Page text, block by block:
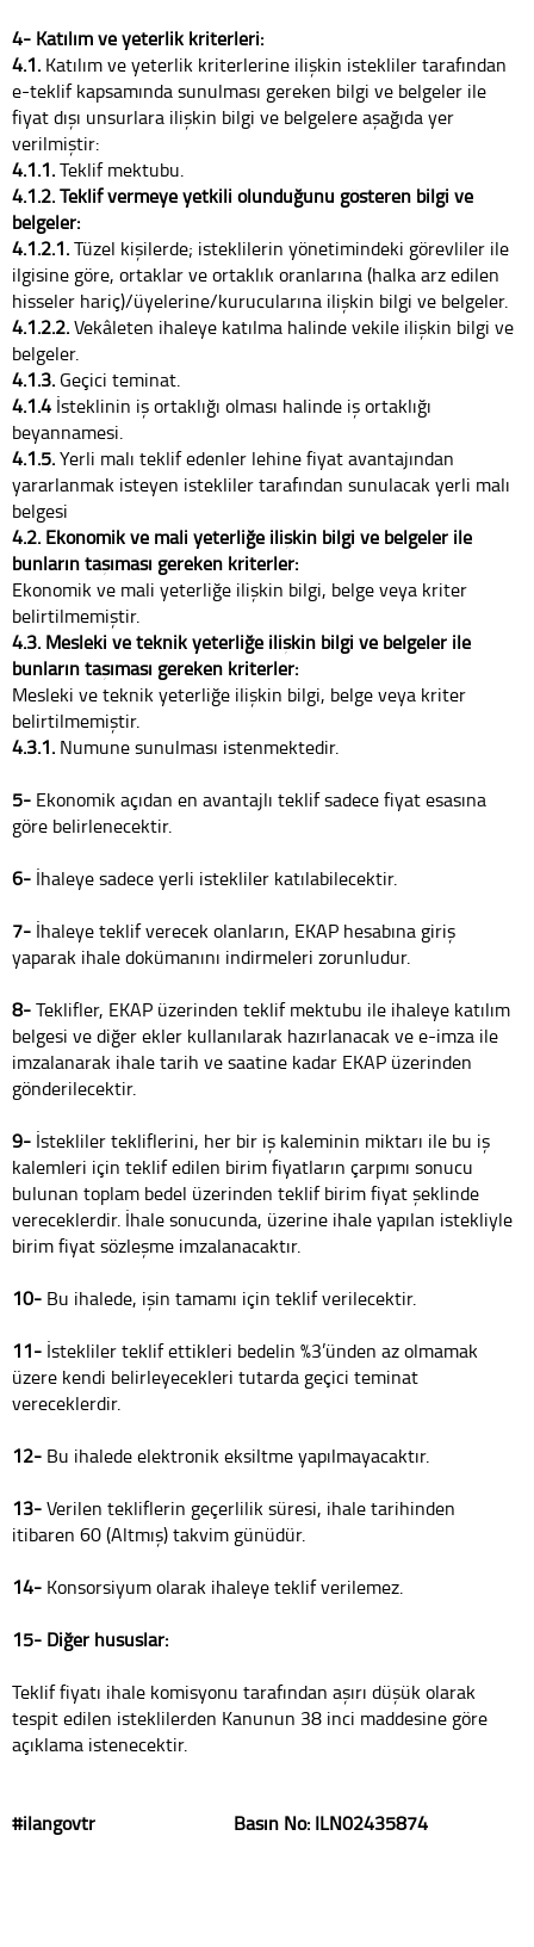
4- Katılım ve yeterlik kriterleri:
4.1. Katılım ve yeterlik kriterlerine ilişkin istekliler tarafından
e-teklif kapsamında sunulması gereken bilgi ve belgeler ile
fiyat dışı unsurlara ilişkin bilgi ve belgelere aşağıda yer
verilmiştir:
4.1.1.Teklif mektubu.
4.1.2. Teklif vermeye yetkili olunduğunu gösteren bilgi ve
belgeler:
4.1.2.1.Tüzel kişilerde; isteklilerin yönetimindeki görevliler ile
ilgisine göre, ortaklar ve ortaklık oranlarına (halka arz edilen
hisseler hariç)/üyelerine/kurucularına ilişkin bilgi ve belgeler.
4.1.2.2.Vekâleten ihaleye katılma halinde vekile ilişkin bilgi ve
belgeler.
4.1.3. Geçici teminat.
4.1.4 İsteklinin iş ortaklığı olması halinde iş ortaklığı
beyannamesi.
4.1.5.Yerli malı teklif edenler lehine fiyat avantajından
yararlanmak isteyen istekliler tarafından sunulacak yerli malı
belgesi
4.2. Ekonomik ve mali yeterliğe ilişkin bilgi ve belgeler ile
bunların taşıması gereken kriterler:
Ekonomik ve mali yeterliğe ilişkin bilgi, belge veya kriter
belirtilmemiştir.
4.3. Mesleki ve teknik yeterliğe ilişkin bilgi ve belgeler ile
bunların taşıması gereken kriterler:
Mesleki ve teknik yeterliğe ilişkin bilgi, belge veya kriter
belirtilmemiştir.
4.3.1. Numune sunulması istenmektedir.
5- Ekonomik açıdan en avantajlı teklif sadece fiyat esasına
göre belirlenecektir.
6- İhaleye sadece yerli istekliler katılabilecektir.
7- İhaleye teklif verecek olanların, EKAP hesabına giriş
yaparak ihale dokümanını indirmeleri zorunludur.
8-Teklifler, EKAP üzerinden teklif mektubu ile ihaleye katılım
belgesi ve diğer ekler kullanılarak hazırlanacak ve e-imza ile
imzalanarak ihale tarih ve saatine kadar EKAP üzerinden
gönderilecektir.
9- İstekliler tekliflerini, her bir iş kaleminin miktarı ile bu iş
kalemleri için teklif edilen birim fiyatların çarpımı sonucu
bulunan toplam bedel üzerinden teklif birim fiyat şeklinde
vereceklerdir. İhale sonucunda, üzerine ihale yapılan istekliyle
birim fiyat sözleşme imzalanacaktır.
10- Bu ihalede, işin tamamı için teklif verilecektir.
11- İstekliler teklif ettikleri bedelin %3’ünden az olmamak
üzere kendi belirleyecekleri tutarda geçici teminat
vereceklerdir.
12- Bu ihalede elektronik eksiltme yapılmayacaktır.
13-Verilen tekliflerin geçerlilik süresi, ihale tarihinden
itibaren 60 (Altmış) takvim günüdür.
14- Konsorsiyum olarak ihaleye teklif verilemez.
15- Diğer hususlar:
Teklif fiyatı ihale komisyonu tarafından aşırı düşük olarak
tespit edilen isteklilerden Kanunun 38 inci maddesine göre
açıklama istenecektir.
#ilangovtr Basın No: ILN02435874